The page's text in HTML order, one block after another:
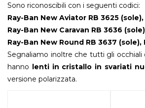
Sono riconoscibili con i seguenti codici:
Ray-Ban New Aviator RB 3625
Ray-Ban New Caravan RB 3636
Ray-Ban New Round RB 3637 (sole),
Segnaliamo inoltre che tutti gli occhiali
hanno lenti in cristallo in svariati
versione polarizzata.